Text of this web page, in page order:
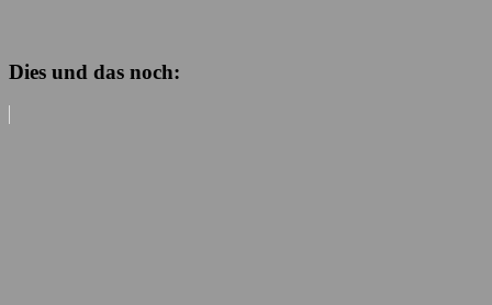
Dies und das noch: